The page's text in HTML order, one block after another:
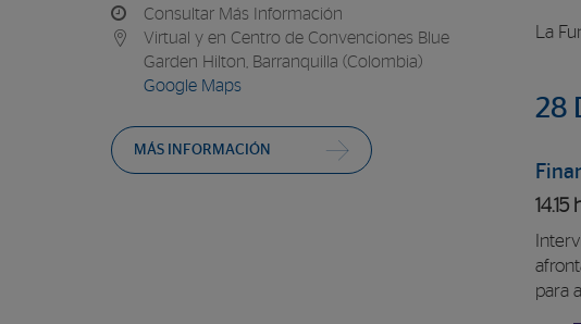
Consultar Más Información
Virtual y en Centro de Convenciones Blue
Garden Hilton, Barranquilla (Colombia)
Google Maps
MÁS INFORMACIÓN
La
28
para